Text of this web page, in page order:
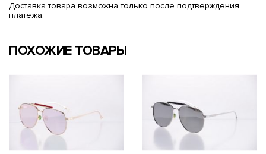
Доставка товара возможна только после подтверждения
платежа.
ПОХОЖИЕ ТОВАРЫ